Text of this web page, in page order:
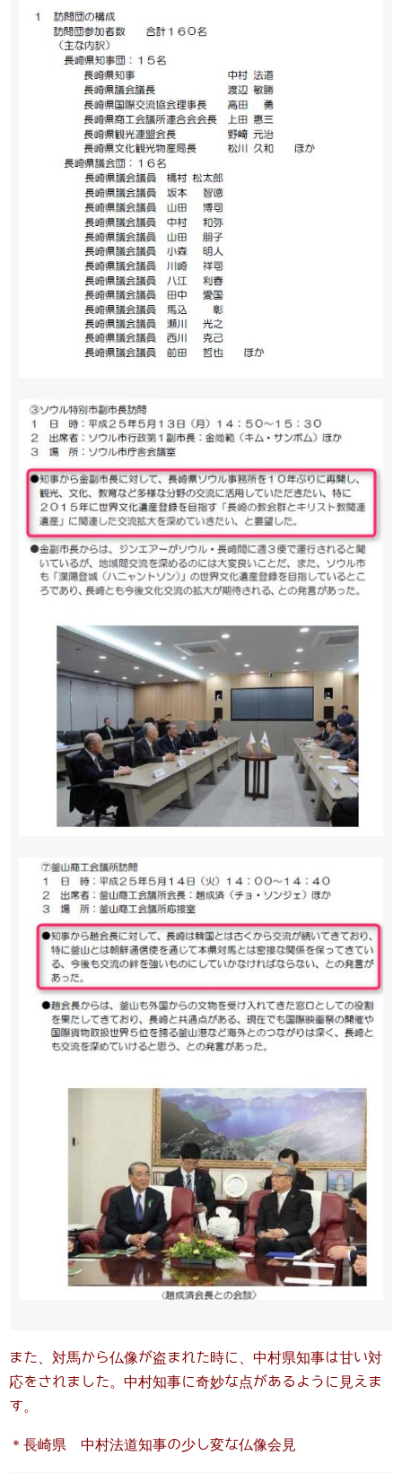
また、対馬から仏像が盗まれた時に、中村県知事は甘い対
応をされました。中村知事に奇妙な点があるように見えま
す。
＊長崎県 中村法道知事の少し変な仏像会見